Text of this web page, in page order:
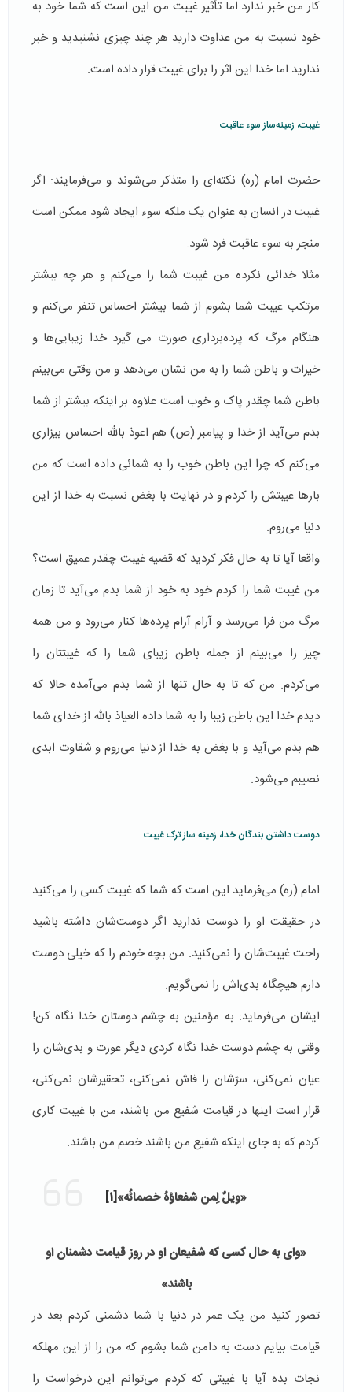
کار من خبر ندارد اما تأثیر غیبت من این است که شما خود به
خود نسبت به من عداوت دارید هر چند چیزی نشنیدید و خبر
ندارید اما خدا این اثر را برای غیبت قرار داده است.
غیبت، زمینه‌ساز سوء عاقبت
حضرت امام (ره) نکته‌ای را متذکر می‌شوند و می‌فرمایند: اگر
غیبت در انسان به عنوان یک ملکه‌ سوء ایجاد شود ممکن است
منجر به سوء عاقبت فرد شود.
مثلا خدائی نکرده من غیبت شما را می‌کنم و هر چه بیشتر
مرتکب غیبت شما بشوم از شما بیشتر احساس تنفر می‌کنم و
هنگام مرگ که پرده‌برداری صورت می گیرد خدا زیبایی‌ها و
خیرات و باطن شما را به من نشان می‌دهد و من وقتی می‌بینم
باطن شما چقدر پاک و خوب است علاوه بر اینکه بیشتر از شما
بدم می‌آید از خدا و پیامبر (ص) هم اعوذ بالله احساس بیزاری
می‌کنم که چرا این باطن خوب را به شمائی داده است که من
بارها غیبتش را کردم و در نهایت با بغض نسبت به خدا از این
دنیا می‌روم.
واقعا آیا تا به حال فکر کردید که قضیه‌ غیبت چقدر عمیق است؟
من غیبت شما را کردم خود به خود از شما بدم می‌آید تا زمان
مرگ من فرا می‌رسد و آرام آرام پرده‌ها کنار می‌رود و من همه
چیز را می‌بینم از جمله باطن زیبای شما را که غیبتتان را
می‌کردم. من که تا به حال تنها از شما بدم می‌آمده حالا که
دیدم خدا این باطن زیبا را به شما داده العیاذ بالله از خدای شما
هم بدم می‌آید و با بغض به خدا از دنیا می‌روم و شقاوت ابدی
نصیبم می‌شود.
دوست داشتن بندگان خدا، زمینه ساز ترک غیبت
امام (ره) می‌فرماید این است که شما که غیبت کسی را می‌کنید
در حقیقت او را دوست ندارید اگر دوست‌شان داشته باشید
راحت غیبت‌شان را نمی‌کنید. من بچه‌ خودم را که خیلی دوست
دارم هیچگاه بدی‌اش را نمی‌گویم.
ایشان می‌فرماید: به مؤمنین به چشم دوستان خدا نگاه کن!
وقتی به چشم دوست خدا نگاه کردی دیگر عورت و بدی‌شان را
عیان نمی‌کنی، سرّشان را فاش نمی‌کنی، تحقیرشان نمی‌کنی،
قرار است اینها در قیامت شفیع من باشند، من با غیبت کاری
کردم که به جای اینکه شفیع من باشند خصم من باشند.
«ویللِمن شفعاؤهُ خصمائُه»[1]
«وای به حال کسی که شفیعان او در روز قیامت دشمنان او
باشند»
تصور کنید من یک عمر در دنیا با شما دشمنی کردم بعد در
قیامت بیایم دست به دامن شما بشوم که من را از این مهلکه
نجات بده آیا با غیبتی که کردم می‌توانم این درخواست را